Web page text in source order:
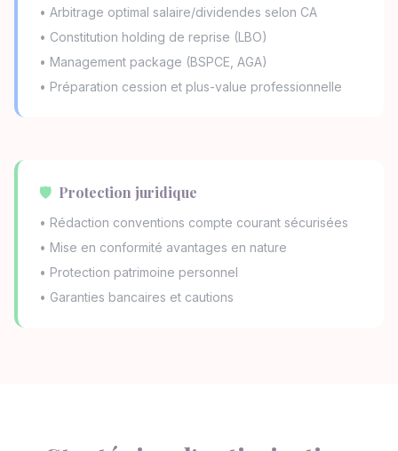
• Arbitrage optimal salaire/dividendes selon CA
• Constitution holding de reprise (LBO)
• Management package (BSPCE, AGA)
• Préparation cession et plus-value professionnelle
🛡️ Protection juridique
• Rédaction conventions compte courant sécurisées
• Mise en conformité avantages en nature
• Protection patrimoine personnel
• Garanties bancaires et cautions